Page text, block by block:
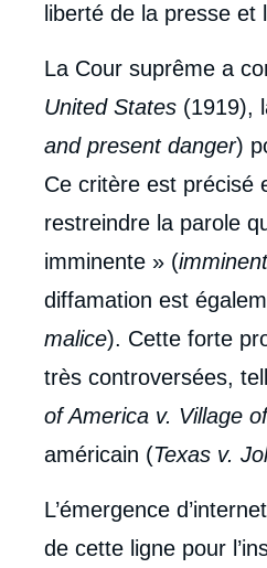
liberté de la presse et
La Cour suprême a
United States (1919),
and present danger)
Ce critère est précisé
restreindre la parole
imminente » (
diffamation est
malice). Cette forte
très controversées,
of America v. Village
américain (Texas v.
L’émergence
de cette ligne pour